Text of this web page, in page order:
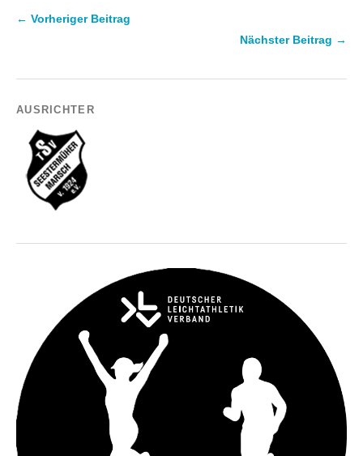
← Vorheriger Beitrag
Nächster Beitrag →
AUSRICHTER